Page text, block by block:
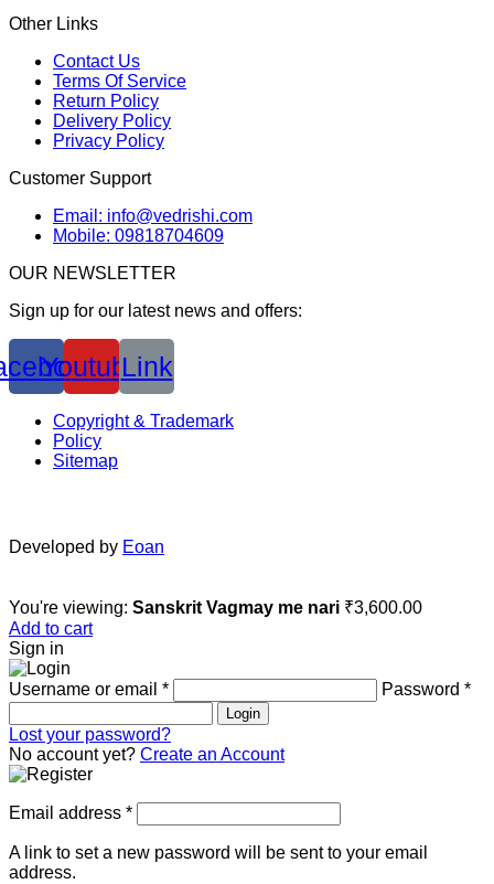
Other Links
Contact Us
Terms Of Service
Return Policy
Delivery Policy
Privacy Policy
Customer Support
Email: info@vedrishi.com
Mobile: 09818704609
OUR NEWSLETTER
Sign up for our latest news and offers:
YoutubeLink
Copyright & Trademark
Policy
Sitemap
Developed by Eoan
You're viewing: Sanskrit Vagmay me nari ₹3,600.00
Add to cart
Sign in
Username or email * Password *
Login
Lost your password?
No account yet? Create an Account
Email address *
A link to set a new password will be sent to your email
address.